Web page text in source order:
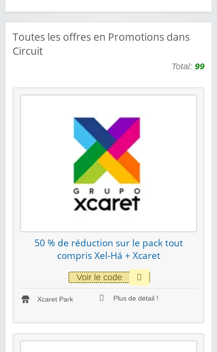
Toutes les offres en Promotions dans
Circuit
Total: 99
50 % de réduction sur le pack tout
compris Xel-Há + Xcaret
Voir le code
Xcaret Park Plus de détail !